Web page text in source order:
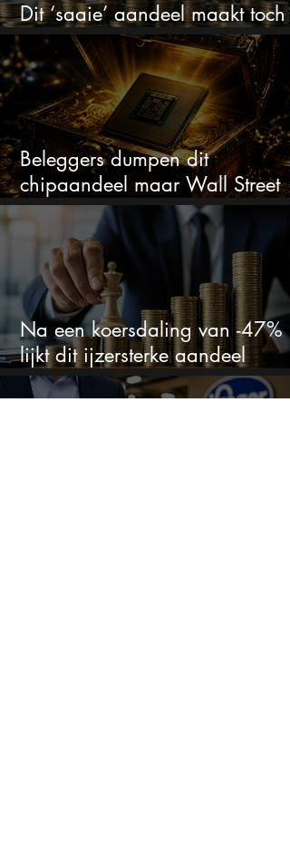
Dit ‘saaie’ aandeel maakt toch
bizar veel winst
Beleggers dumpen dit
chipaandeel maar Wall Street
ziet een zeldzame koopkans
Na een koersdaling van -47%
lijkt dit ijzersterke aandeel
aantrekkelijker dan ooit